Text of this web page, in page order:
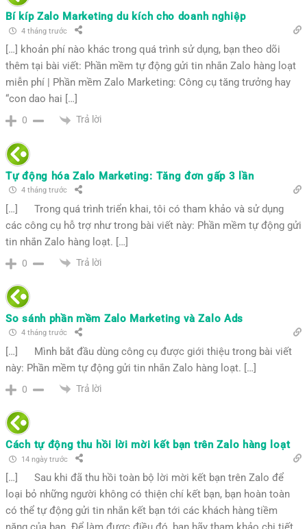
Bí kíp Zalo Marketing du kích cho doanh nghiệp
4 tháng trước
[…] khoản phí nào khác trong quá trình sử dụng, bạn theo dõi
thêm tại bài viết: Phần mềm tự động gửi tin nhắn Zalo hàng loạt
miễn phí | Phần mềm Zalo Marketing: Công cụ tăng trưởng hay
“con dao hai […]
0 Trả lời
Tự động hóa Zalo Marketing: Tăng đơn gấp 3 lần
4 tháng trước
[…] Trong quá trình triển khai, tôi có tham khảo và sử dụng
các công cụ hỗ trợ như trong bài viết này: Phần mềm tự động gửi
tin nhắn Zalo hàng loạt. […]
0 Trả lời
So sánh phần mềm Zalo Marketing và Zalo Ads
4 tháng trước
[…] Mình bắt đầu dùng công cụ được giới thiệu trong bài viết
này: Phần mềm tự động gửi tin nhắn Zalo hàng loạt. […]
0 Trả lời
Cách tự động thu hồi lời mời kết bạn trên Zalo hàng loạt
14 ngày trước
[…] Sau khi đã thu hồi toàn bộ lời mời kết bạn trên Zalo để
loại bỏ những người không có thiện chí kết bạn, bạn hoàn toàn
có thể tự động gửi tin nhắn kết bạn tới các khách hàng tiềm